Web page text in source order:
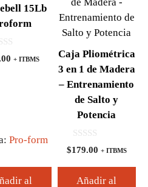
15Lb
+ ITBMS
Pro-form
al
Caja Pliométrica
3 en 1 de Madera
– Entrenamiento
de Salto y
Potencia
0
d
$179.00 + ITBMS
Añadir al